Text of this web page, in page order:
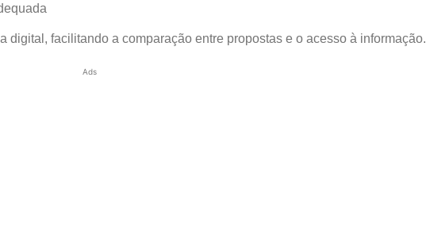
facilitando a comparação entre propostas e o acesso à informação.
Ads